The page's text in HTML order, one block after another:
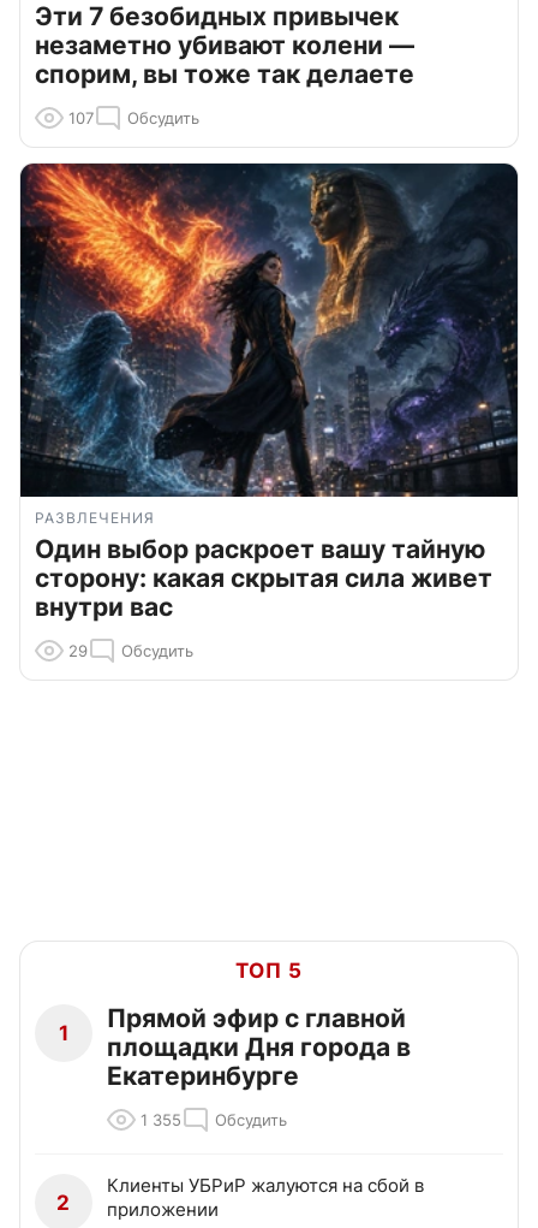
Эти 7 безобидных привычек
незаметно убивают колени —
спорим, вы тоже так делаете
107 Обсудить
РАЗВЛЕЧЕНИЯ
Один выбор раскроет вашу тайную
сторону: какая скрытая сила живет
внутри вас
29 Обсудить
ТОП 5
1
Прямой эфир с главной
площадки Дня города в
Екатеринбурге
1 355 Обсудить
2
Клиенты УБРиР жалуются на сбой в
приложении